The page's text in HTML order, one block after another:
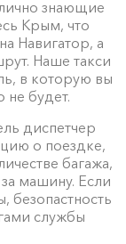
знающие
Крым, что
Навигатор, а
Наше такси
в которую вы
не будет.
диспетчер
о поездке,
багажа,
машину. Если
службы